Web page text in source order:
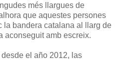
més llargues de
que aquestes persones
la bandera catalana al llarg de
aconseguit amb escreix.
el año 2012, las